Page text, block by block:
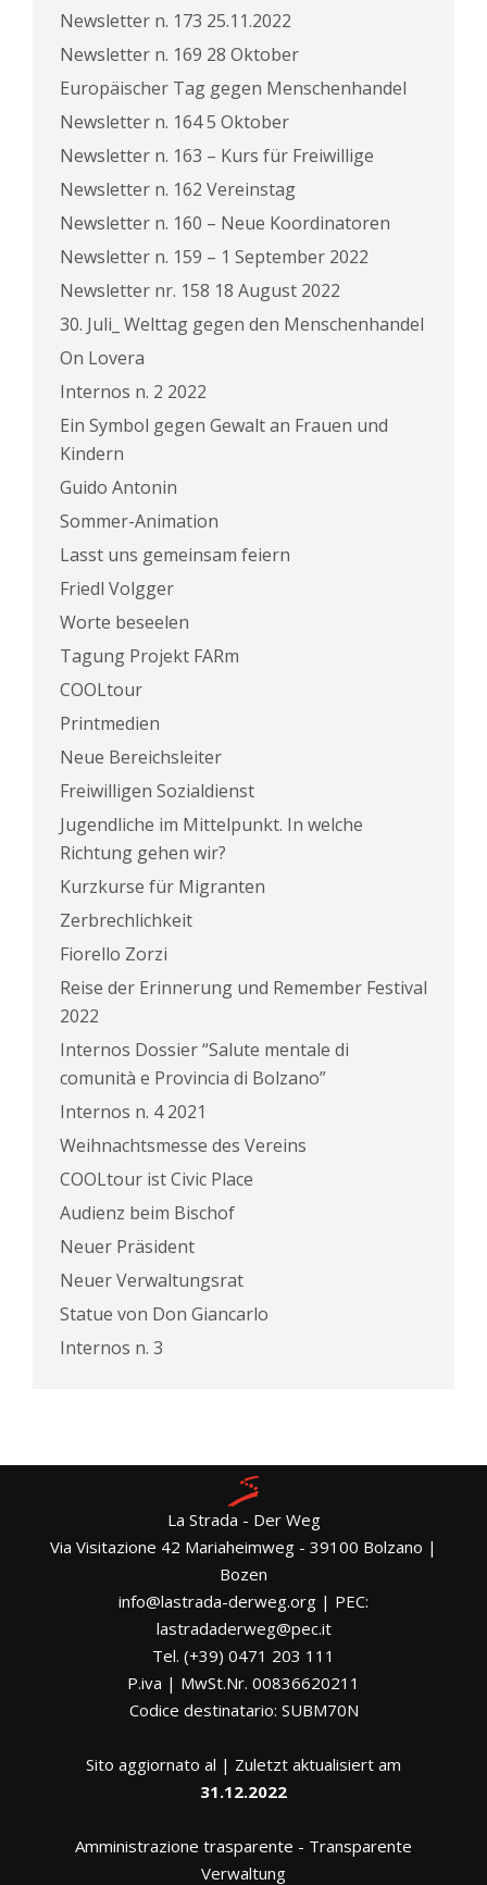
Newsletter n. 173 25.11.2022
Newsletter n. 169 28 Oktober
Europäischer Tag gegen Menschenhandel
Newsletter n. 164 5 Oktober
Newsletter n. 163 – Kurs für Freiwillige
Newsletter n. 162 Vereinstag
Newsletter n. 160 – Neue Koordinatoren
Newsletter n. 159 – 1 September 2022
Newsletter nr. 158 18 August 2022
30. Juli_ Welttag gegen den Menschenhandel
On Lovera
Internos n. 2 2022
Ein Symbol gegen Gewalt an Frauen und
Kindern
Guido Antonin
Sommer-Animation
Lasst uns gemeinsam feiern
Friedl Volgger
Worte beseelen
Tagung Projekt FARm
COOLtour
Printmedien
Neue Bereichsleiter
Freiwilligen Sozialdienst
Jugendliche im Mittelpunkt. In welche
Richtung gehen wir?
Kurzkurse für Migranten
Zerbrechlichkeit
Fiorello Zorzi
Reise der Erinnerung und Remember Festival
2022
Internos Dossier “Salute mentale di
comunità e Provincia di Bolzano”
Internos n. 4 2021
Weihnachtsmesse des Vereins
COOLtour ist Civic Place
Audienz beim Bischof
Neuer Präsident
Neuer Verwaltungsrat
Statue von Don Giancarlo
Internos n. 3
La Strada - Der Weg
Via Visitazione 42 Mariaheimweg - 39100 Bolzano |
Bozen
info@lastrada-derweg.org | PEC:
lastradaderweg@pec.it
Tel. (+39) 0471 203 111
P.iva | MwSt.Nr. 00836620211
Codice destinatario: SUBM70N
Sito aggiornato al | Zuletzt aktualisiert am
31.12.2022
Amministrazione trasparente - Transparente
Verwaltung